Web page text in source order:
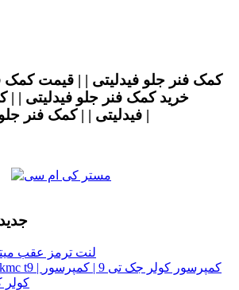
کمک فنر جلو فیدلیتی | | قیمت کمک
خرید کمک فنر جلو فیدلیتی | |
فیدلیتی | | کمک فنر جلو اورجینال فیدلیتی |
لنت ترمز عقب
کولر